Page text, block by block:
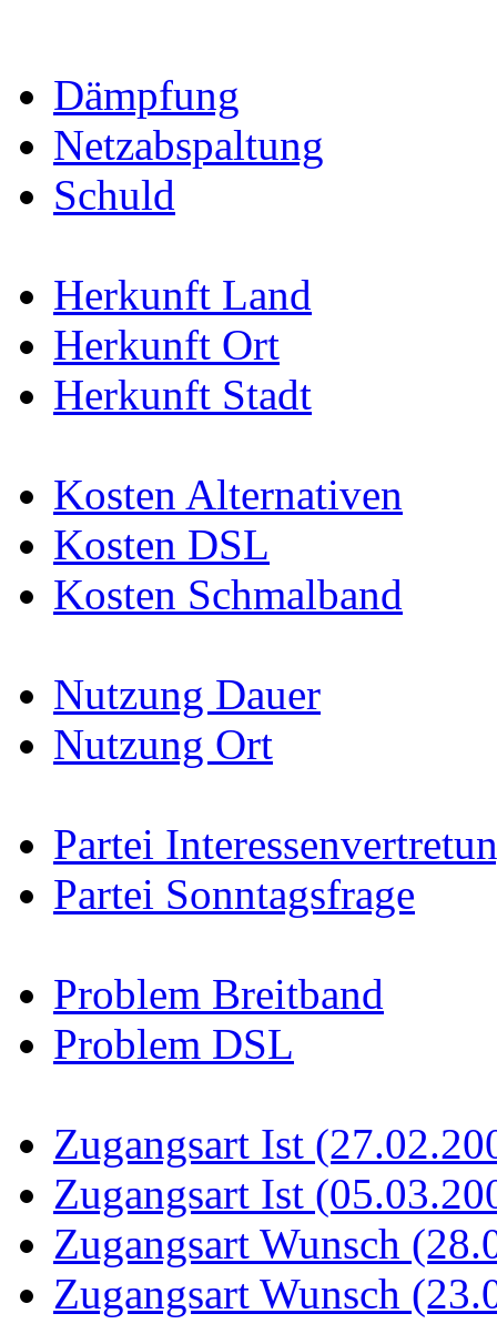
Dämpfung
Netzabspaltung
Schuld
Herkunft Land
Herkunft Ort
Herkunft Stadt
Kosten Alternativen
Kosten DSL
Kosten Schmalband
Nutzung Dauer
Nutzung Ort
Partei
Partei Sonntagsfrage
Problem Breitband
Problem DSL
Zugangsart Ist
Zugangsart Ist
Zugangsart Wunsch
Zugangsart Wunsch